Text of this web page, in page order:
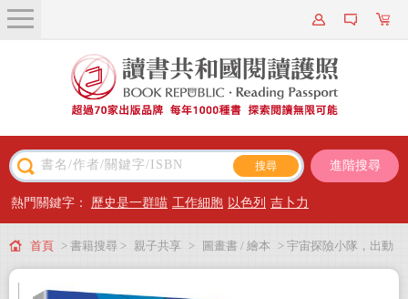
關於我們
近期新書
主題閱讀
出版專區
會員專屬
進階搜尋
熱門關鍵字： 歷史是一群喵 工作細胞 以色列 吉卜力
首頁 > 書籍搜尋 > 親子共享 > 圖畫書 / 繪本 > 宇宙探險小隊，出動
了!【附69款真好玩貼紙】(STEAM互動式情境學習百科4)